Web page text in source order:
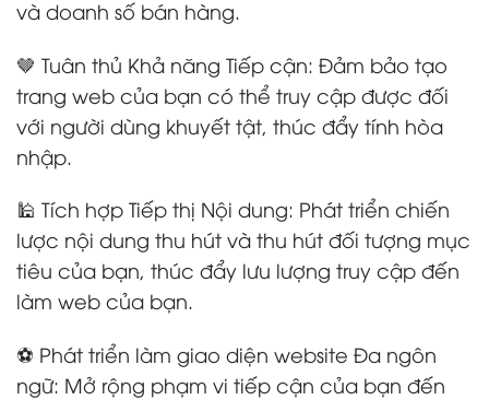
và doanh số bán hàng.
🤎 Tuân thủ Khả năng Tiếp cận: Đảm bảo tạo
trang web của bạn có thể truy cập được đối
với người dùng khuyết tật, thúc đẩy tính hòa
nhập.
🕌 Tích hợp Tiếp thị Nội dung: Phát triển chiến
lược nội dung thu hút và thu hút đối tượng mục
tiêu của bạn, thúc đẩy lưu lượng truy cập đến
làm web của bạn.
⚽ Phát triển làm giao diện website Đa ngôn
ngữ: Mở rộng phạm vi tiếp cận của bạn đến